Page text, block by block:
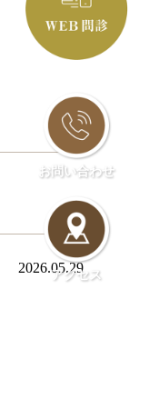
お問い合わせ
アクセス
2026.05.29